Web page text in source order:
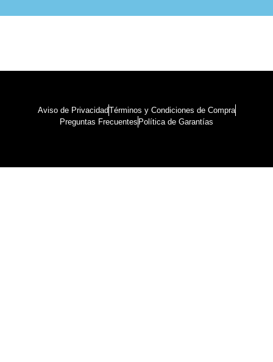
Aviso de PrivacidadTérminos y Condiciones de Compra
Preguntas Frecuentes Política de Garantías